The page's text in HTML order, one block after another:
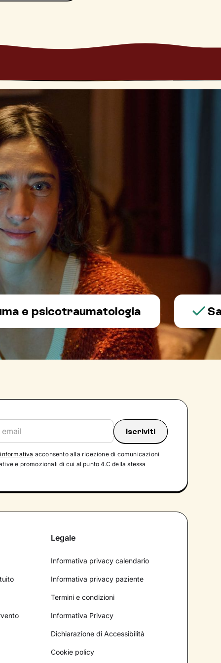
psicotraumatologia Salute
informativa acconsento alla ricezione di comunicazioni
e promozionali di cui al punto 4.C della stessa
Legale
Informativa privacy calendario
Informativa privacy paziente
Termini e condizioni
Informativa Privacy
Dichiarazione di Accessibilità
Cookie policy